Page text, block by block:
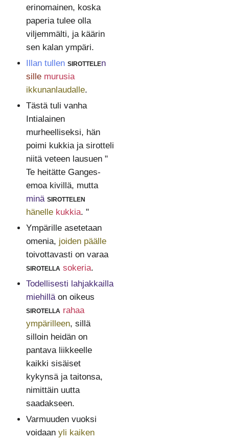
erinomainen, koska
paperia tulee olla
viljemmälti, ja käärin
sen kalan ympäri.
Illan tullen sirottelen
sille murusia
ikkunanlaudalle.
Tästä tuli vanha
Intialainen
murheelliseksi, hän
poimi kukkia ja sirotteli
niitä veteen lausuen "
Te heitätte Ganges-
emoa kivillä, mutta
minä sirottelen
hänelle kukkia. "
Ympärille asetetaan
omenia, joiden päälle
toivottavasti on varaa
sirotella sokeria.
Todellisesti lahjakkailla
miehilläon oikeus
sirotella rahaa
ympärilleen, sillä
silloin heidän on
pantava liikkeelle
kaikki sisäiset
kykynsä ja taitonsa,
nimittäin uutta
saadakseen.
Varmuuden vuoksi
voidaan yli kaiken